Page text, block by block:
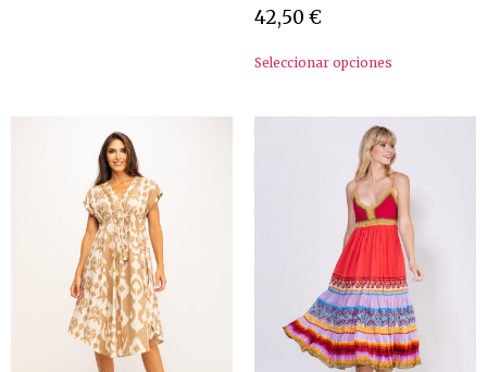
42,50 €
Seleccionar opciones